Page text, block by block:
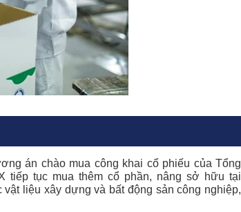
án chào mua công khai cổ phiếu của Tổng
tiếp tục mua thêm cổ phần, nâng sở hữu tại
liệu xây dựng và bất động sản công nghiệp,